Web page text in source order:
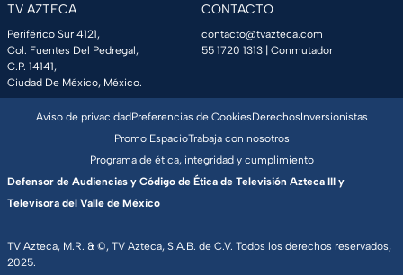
TV AZTECA
Periférico Sur 4121,
Col. Fuentes Del Pedregal,
C.P. 14141,
Ciudad De México, México.
CONTACTO
contacto@tvazteca.com
55 1720 1313 | Conmutador
TV Azteca, M.R. & ©, TV Azteca, S.A.B. de C.V. Todos los derechos reservados,
2025.
Aviso de privacidadPreferencias de CookiesDerechosInversionistas
Promo EspacioTrabaja con nosotros
Programa de ética, integridad y cumplimiento
Defensor de Audiencias y Código de Ética de Televisión Azteca III y
Televisora del Valle de México